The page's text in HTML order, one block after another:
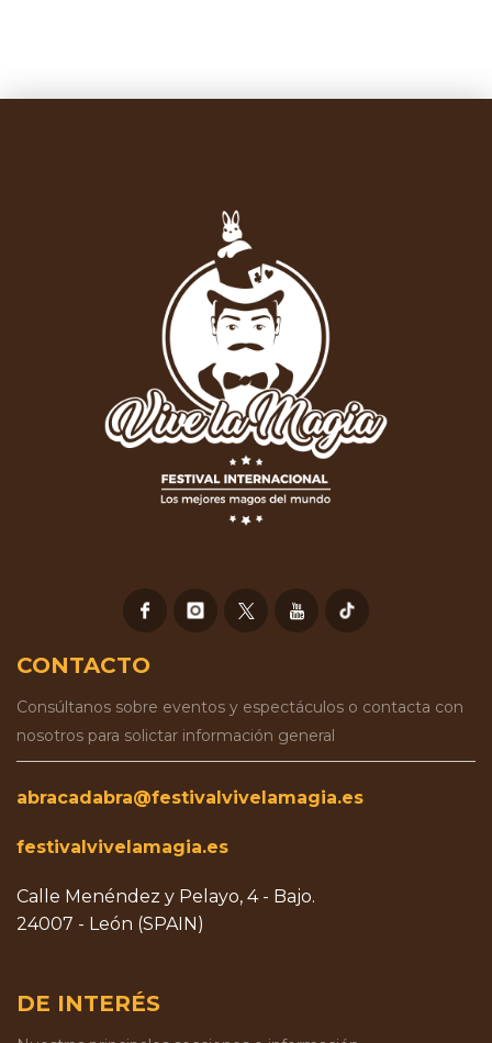
CONTACTO
Consúltanos sobre eventos y espectáculos o contacta con
nosotros para solictar información general
abracadabra@festivalvivelamagia.es
festivalvivelamagia.es
Calle Menéndez y Pelayo, 4 - Bajo.
24007 - León (SPAIN)
DE INTERÉS